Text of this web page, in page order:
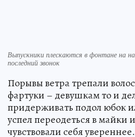
Выпускники плескаются в фонтане на
последний звонок
Порывы ветра трепали
фартуки – девушкам то и
придерживать подол юбок
успел переодеться в майки
чувствовали себя увереннее.